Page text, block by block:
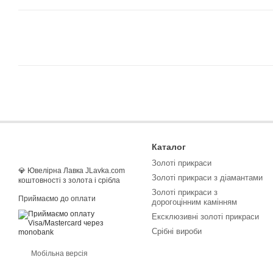
💎 Ювелірна Лавка JLavka.com
коштовності з золота і срібла
Приймаємо до оплати
Мобільна версія
Каталог
Золоті прикраси
Золоті прикраси з діамантами
Золоті прикраси з
дорогоцінним камінням
Ексклюзивні золоті прикраси
Срібні вироби